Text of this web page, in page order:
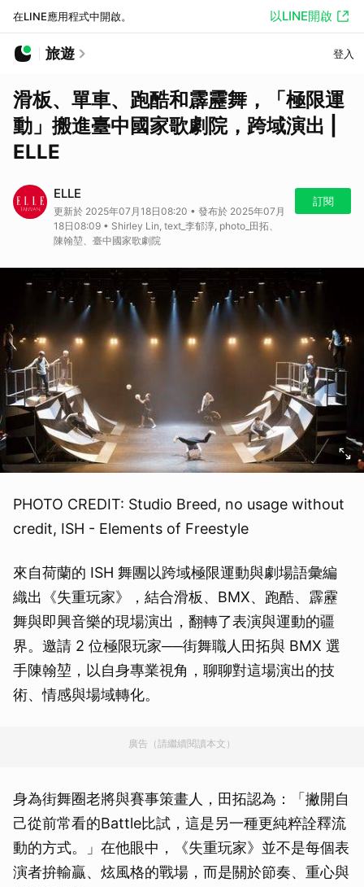
在LINE應用程式中開啟。 以LINE開啟
旅遊 登入
滑板、單車、跑酷和霹靂舞，「極限運
動」搬進臺中國家歌劇院，跨域演出 |
ELLE
ELLE
更新於 2025年07月18日08:20 • 發布於 2025年07月
18日08:09 • Shirley Lin, text_李郁淳, photo_田拓、
陳翰堃、臺中國家歌劇院
訂閱
PHOTO CREDIT: Studio Breed, no usage without
credit, ISH - Elements of Freestyle
來自荷蘭的 ISH 舞團以跨域極限運動與劇場語彙編
織出《失重玩家》，結合滑板、BMX、跑酷、霹靂
舞與即興音樂的現場演出，翻轉了表演與運動的疆
界。邀請 2 位極限玩家──街舞職人田拓與 BMX 選
手陳翰堃，以自身專業視角，聊聊對這場演出的技
術、情感與場域轉化。
廣告（請繼續閱讀本文）
身為街舞圈老將與賽事策畫人，田拓認為：「撇開自
己從前常看的Battle比試，這是另一種更純粹詮釋流
動的方式。」在他眼中，《失重玩家》並不是每個表
演者拚輸贏、炫風格的戰場，而是關於節奏、重心與